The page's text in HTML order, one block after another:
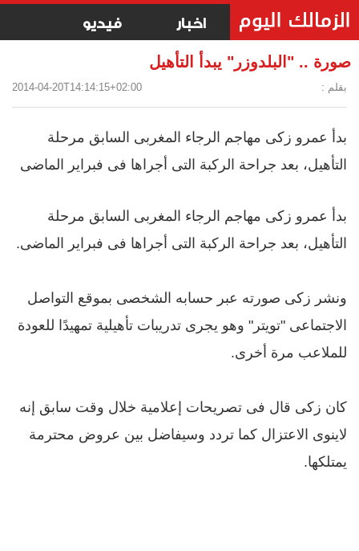
اخبار فيديو
صورة .. "البلدوزر" يبدأ التأهيل
بقلم : 2014-04-20T14:14:15+02:00
بدأ عمرو زكى مهاجم الرجاء المغربى السابق مرحلة
التأهيل، بعد جراحة الركبة التى أجراها فى فبراير الماضى
بدأ عمرو زكى مهاجم الرجاء المغربى السابق مرحلة
التأهيل، بعد جراحة الركبة التى أجراها فى فبراير الماضى.
ونشر زكى صورته عبر حسابه الشخصى بموقع التواصل
الاجتماعى "تويتر" وهو يجرى تدريبات تأهيلية تمهيدًا للعودة
للملاعب مرة أخرى.
كان زكى قال فى تصريحات إعلامية خلال وقت سابق إنه
لاينوى الاعتزال كما تردد وسيفاضل بين عروض محترمة
يمتلكها.